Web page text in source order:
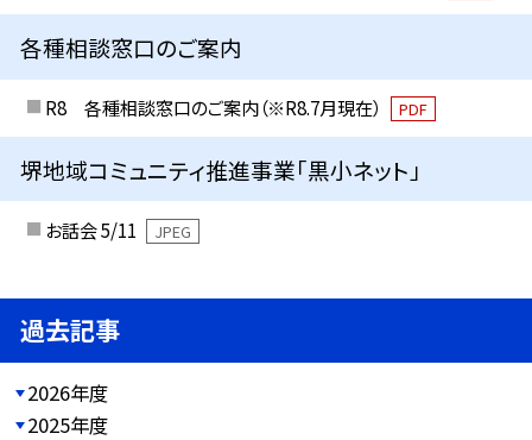
各種相談窓口のご案内
R8 各種相談窓口のご案内（※R8.7月現在） PDF
堺地域コミュニティ推進事業「黒小ネット」
お話会 5/11 JPEG
過去記事
2026年度
2025年度